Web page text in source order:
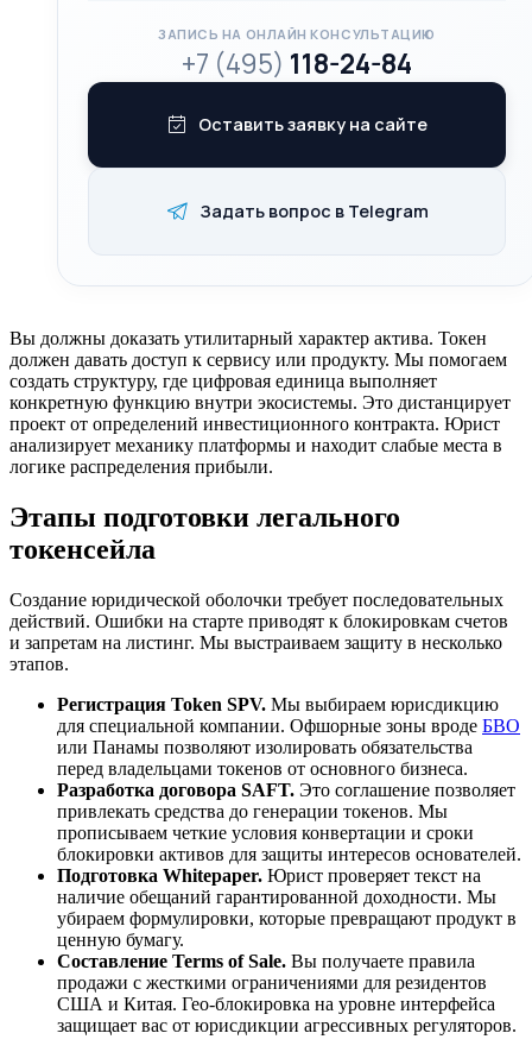
ЗАПИСЬ НА ОНЛАЙН КОНСУЛЬТАЦИЮ
+7 (495) 118-24-84
Оставить заявку на сайте
Задать вопрос в Telegram
Вы должны доказать утилитарный характер актива. Токен
должен давать доступ к сервису или продукту. Мы помогаем
создать структуру, где цифровая единица выполняет
конкретную функцию внутри экосистемы. Это дистанцирует
проект от определений инвестиционного контракта. Юрист
анализирует механику платформы и находит слабые места в
логике распределения прибыли.
Этапы подготовки легального
токенсейла
Создание юридической оболочки требует последовательных
действий. Ошибки на старте приводят к блокировкам счетов
и запретам на листинг. Мы выстраиваем защиту в несколько
этапов.
Регистрация Token SPV. Мы выбираем юрисдикцию
для специальной компании. Офшорные зоны вроде БВО
или Панамы позволяют изолировать обязательства
перед владельцами токенов от основного бизнеса.
Разработка договора SAFT. Это соглашение позволяет
привлекать средства до генерации токенов. Мы
прописываем четкие условия конвертации и сроки
блокировки активов для защиты интересов основателей.
Подготовка Whitepaper. Юрист проверяет текст на
наличие обещаний гарантированной доходности. Мы
убираем формулировки, которые превращают продукт в
ценную бумагу.
Составление Terms of Sale. Вы получаете правила
продажи с жесткими ограничениями для резидентов
США и Китая. Гео-блокировка на уровне интерфейса
защищает вас от юрисдикции агрессивных регуляторов.